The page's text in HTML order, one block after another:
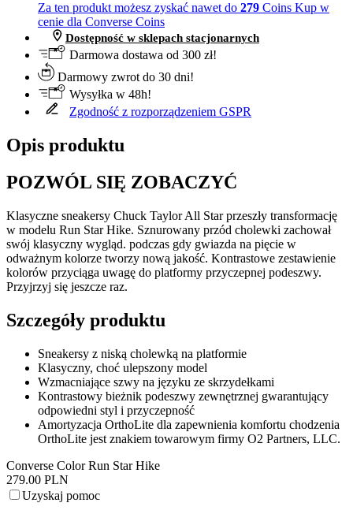
Za ten produkt możesz zyskać nawet do 279 Coins Kup w
cenie dla Converse Coins
Dostępność w sklepach stacjonarnych
Darmowa dostawa od 300 zł!
Darmowy zwrot do 30 dni!
Wysyłka w 48h!
Zgodność z rozporządzeniem GSPR
Opis produktu
POZWÓL SIĘ ZOBACZYĆ
Klasyczne sneakersy Chuck Taylor All Star przeszły transformację
w modelu Run Star Hike. Sznurowany przód cholewki zachował
swój klasyczny wygląd. podczas gdy gwiazda na pięcie w
odważnym kolorze tworzy nową jakość. Kontrastowe zestawienie
kolorów przyciąga uwagę do platformy przyczepnej podeszwy.
Przyjrzyj się jeszcze raz.
Szczegóły produktu
Sneakersy z niską cholewką na platformie
Klasyczny, choć ulepszony model
Wzmacniające szwy na języku ze skrzydełkami
Kontrastowy bieżnik podeszwy zewnętrznej gwarantujący
odpowiedni styl i przyczepność
Amortyzacja OrthoLite dla zapewnienia komfortu chodzenia
OrthoLite jest znakiem towarowym firmy O2 Partners, LLC.
Converse Color Run Star Hike
279.00 PLN
Uzyskaj pomoc